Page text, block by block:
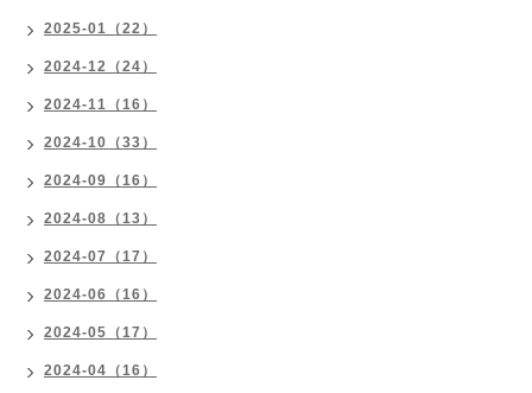
2025-01（22）
2024-12（24）
2024-11（16）
2024-10（33）
2024-09（16）
2024-08（13）
2024-07（17）
2024-06（16）
2024-05（17）
2024-04（16）